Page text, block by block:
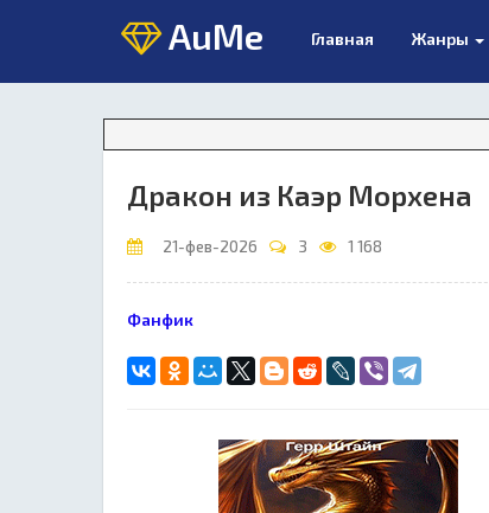
AuMe Главная Жанры
Дракон из Каэр Морхена
21-фев-2026 3 1 168
Фанфик